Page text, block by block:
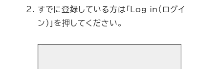
すでに登録している方は「Log in（ログイ
ン）」を押してください。